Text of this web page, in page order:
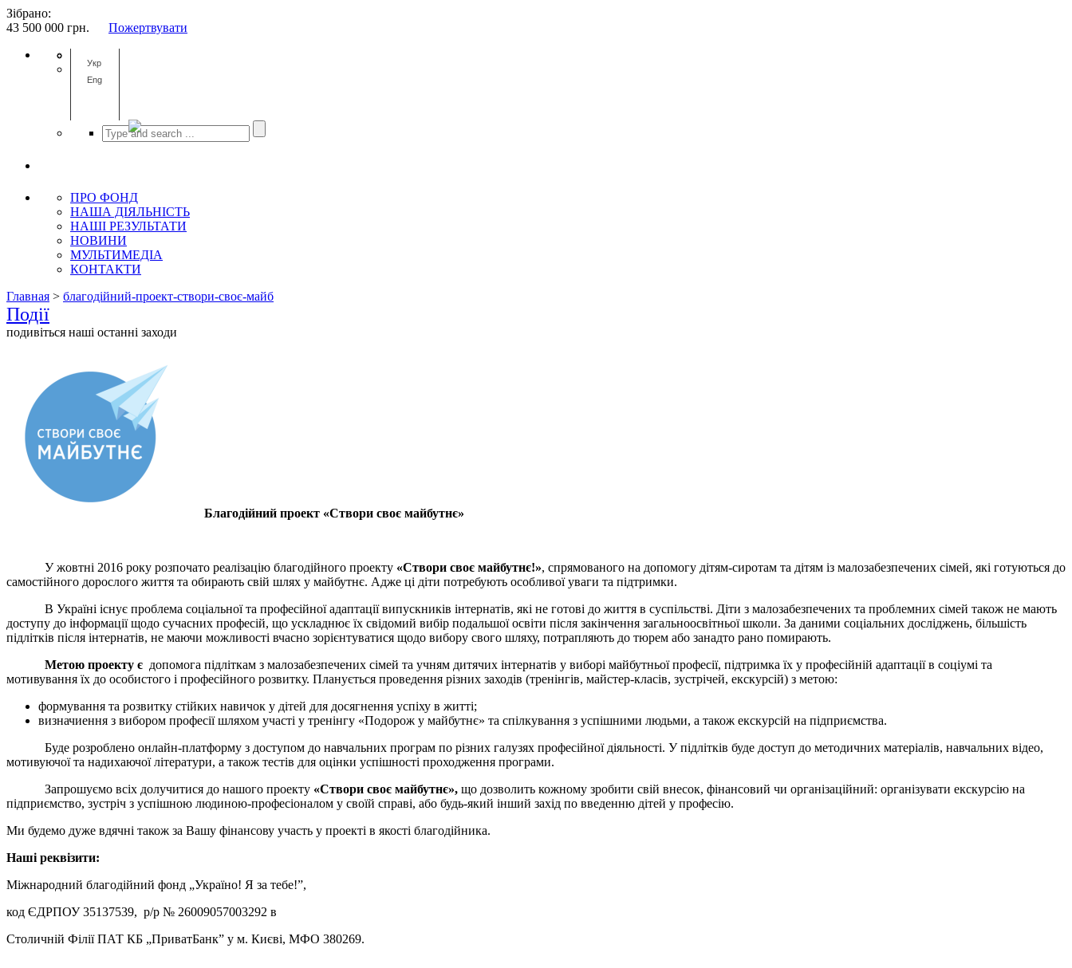
Зібрано:
43 500 000 грн. Пожертвувати
Укр
Eng
ПРО ФОНД
НАША ДІЯЛЬНІСТЬ
НАШІ РЕЗУЛЬТАТИ
НОВИНИ
МУЛЬТИМЕДІА
КОНТАКТИ
Главная > благодійний-проект-створи-своє-майб
Події
подивіться наші останні заходи
Благодійний проект «Створи своє майбутнє»
У жовтні 2016 року розпочато реалізацію благодійного проекту «Створи своє майбутнє!», спрямованого на допомогу дітям-сиротам та дітям із малозабезпечених сімей, які готуються до
самостійного дорослого життя та обирають свій шлях у майбутнє. Адже ці діти потребують особливої уваги та підтримки.
В Україні існує проблема соціальної та професійної адаптації випускників інтернатів, які не готові до життя в суспільстві. Діти з малозабезпечених та проблемних сімей також не мають
доступу до інформації щодо сучасних професій, що ускладнює їх свідомий вибір подальшої освіти після закінчення загальноосвітньої школи. За даними соціальних досліджень, більшість
підлітків після інтернатів, не маючи можливості вчасно зорієнтуватися щодо вибору свого шляху, потрапляють до тюрем або занадто рано помирають.
Метою проекту є допомога пiдлiткам з малозабезпечених сімей та учням дитячих інтернатів у виборi майбутньої професiї, пiдтримка їх у професiйнiй адаптацiї в соцiумi та
мотивування їх до особистого i професiйного розвитку. Планується проведення різних заходів (тренінгів, майстер-класів, зустрічей, екскурсій) з метою:
формування та розвитку стійких навичок у дітей для досягнення успіху в житті;
визначиення з вибором професії шляхом участі у тренінгу «Подорож у майбутнє» та спілкування з успішними людьми, а також екскурсій на підприємства.
Буде розроблено онлайн-платформу з доступом до навчальних програм по різних галузях професійної діяльності. У підлітків буде доступ до методичних матеріалів, навчальних відео,
мотивуючої та надихаючої літератури, а також тестів для оцінки успішності проходження програми.
Запрошуємо всіх долучитися до нашого проекту «Створи своє майбутнє», що дозволить кожному зробити свій внесок, фінансовий чи організаційний: організувати екскурсію на
підприємство, зустріч з успішною людиною-професіоналом у своїй справі, або будь-який інший захід по введенню дітей у професію.
Ми будемо дуже вдячні також за Вашу фінансову участь у проекті в якості благодійника.
Наші реквізити:
Міжнародний благодійний фонд „Україно! Я за тебе!”,
код ЄДРПОУ 35137539, р/р № 26009057003292 в
Столичній Філії ПАТ КБ „ПриватБанк” у м. Києві, МФО 380269.